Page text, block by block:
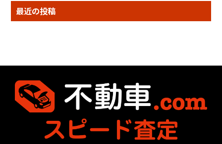
最近の投稿